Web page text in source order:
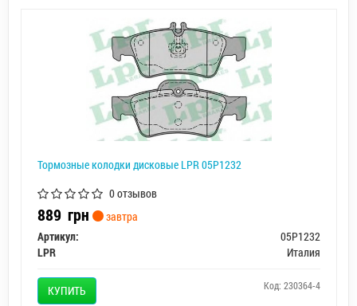
Тормозные колодки дисковые LPR 05P1232
0 отзывов
889 грн
завтра
Артикул:
05P1232
LPR
Италия
КУПИТЬ Код: 230364-4